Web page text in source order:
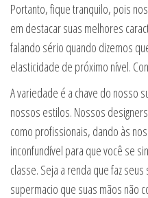
Portanto, fique tranquilo, pois
em destacar suas melhores
falando sério quando dizemos
elasticidade de próximo nível.
A variedade é a chave do nosso
nossos estilos. Nossos
como profissionais, dando às
inconfundível para que você se
classe. Seja a renda que faz
supermacio que suas mãos não